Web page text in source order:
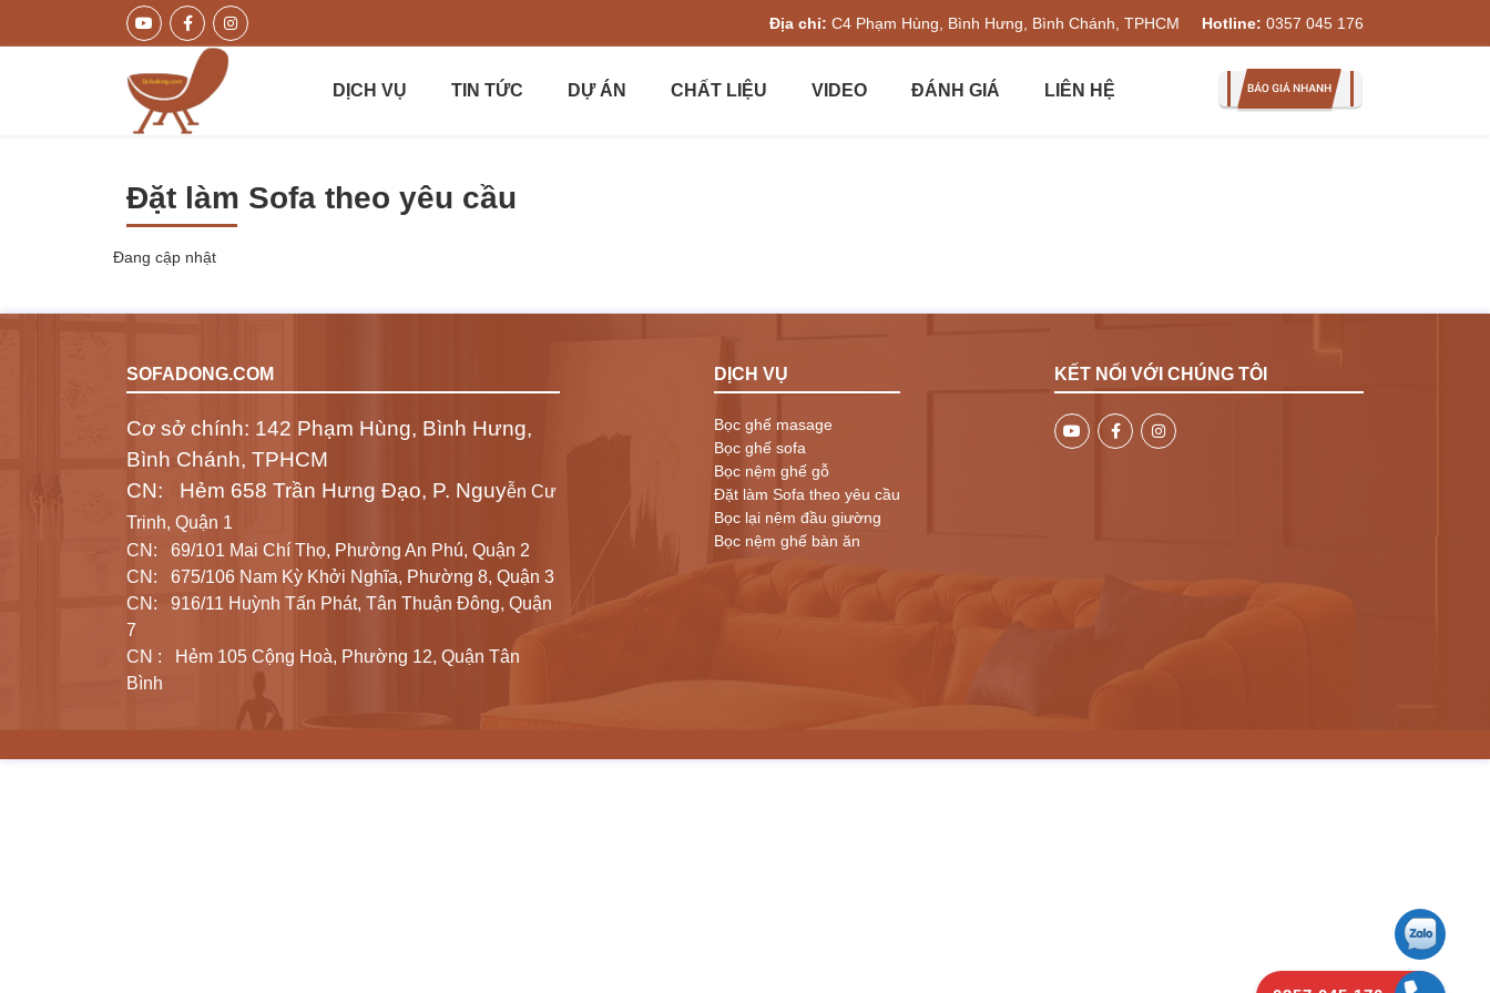
Địa chỉ: C4 Phạm Hùng, Bình Hưng, Bình Chánh, TPHCM Hotline: 0357 045 176
DỊCH VỤ TIN TỨC DỰ ÁN CHẤT LIỆU VIDEO ĐÁNH GIÁ LIÊN HỆ
Đặt làm Sofa theo yêu cầu
Đang cập nhật
SOFADONG.COM
Cơ sở chính: 142 Phạm Hùng, Bình Hưng,
Bình Chánh, TPHCM
CN: Hẻm 658 Trần Hưng Đạo, P. Nguyễn Cư
Trinh, Quận 1
CN: 69/101 Mai Chí Thọ, Phường An Phú, Quận 2
CN: 675/106 Nam Kỳ Khởi Nghĩa, Phường 8, Quận 3
CN: 916/11 Huỳnh Tấn Phát, Tân Thuận Đông, Quận
7
CN : Hẻm 105 Cộng Hoà, Phường 12, Quận Tân
Bình
DỊCH VỤ
Bọc ghế masage
Bọc ghế sofa
Bọc nệm ghế gỗ
Đặt làm Sofa theo yêu cầu
Bọc lại nệm đầu giường
Bọc nệm ghế bàn ăn
KẾT NỐI VỚI CHÚNG TÔI